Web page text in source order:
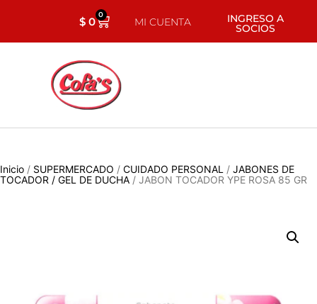
$0 0
MI CUENTA INGRESO A
SOCIOS
Inicio / SUPERMERCADO / CUIDADO PERSONAL / JABONES DE
TOCADOR / GEL DE DUCHA / JABON TOCADOR YPE ROSA 85 GR